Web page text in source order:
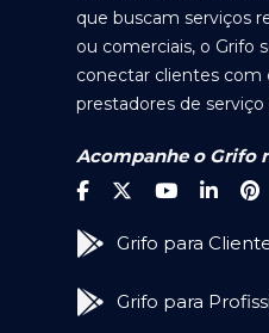
que buscam serviços
ou comerciais, o Grifo
conectar clientes com
prestadores de serviço
Acompanhe o Grifo
Grifo para
Grifo para